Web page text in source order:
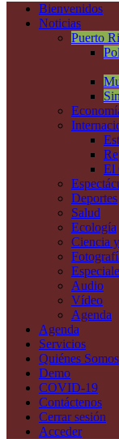
Bienvenidos
Noticias
Puerto
El
Deportes
Salud
Ecología
Ciencia
Audio
Vídeo
Agenda
Agenda
Servicios
Quiénes Somos
Demo
COVID-19
Contáctenos
Cerrar sesión
Acceder